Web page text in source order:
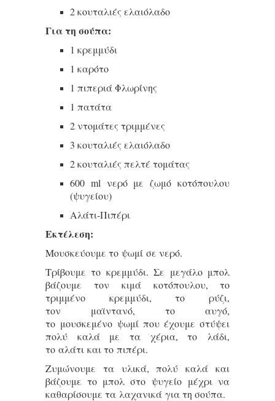
2 κουταλιές ελαιόλαδο
Για τη σούπα:
1 κρεμμύδι
1 καρότο
1 πιπεριά Φλωρίνης
1 πατάτα
2 ντομάτες τριμμένες
3 κουταλιές ελαιόλαδο
2 κουταλιές πελτέ τομάτας
600 ml νερό με ζωμό κοτόπουλου
(ψυγείου)
Αλάτι-Πιπέρι
Εκτέλεση:
Μουσκεύουμε το ψωμί σε νερό.
Τρίβουμε το κρεμμύδι. Σε μεγάλο μπολ
βάζουμε τον κιμά κοτόπουλου, το
τριμμένο κρεμμύδι, το ρύζι,
τον μαϊντανό, το αυγό,
το μουσκεμένο ψωμί που έχουμε στύψει
πολύ καλά με τα χέρια, το λάδι,
το αλάτι και το πιπέρι.
Ζυμώνουμε τα υλικά, πολύ καλά και
βάζουμε το μπολ στο ψυγείο μέχρι να
καθαρίσουμε τα λαχανικά για τη σούπα.